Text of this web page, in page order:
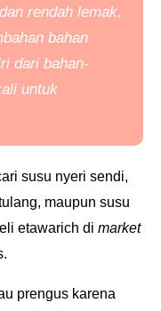
rendah lemak.
bahan
dari bahan-
untuk
susu nyeri sendi,
maupun susu
etawarich di market
prengus karena